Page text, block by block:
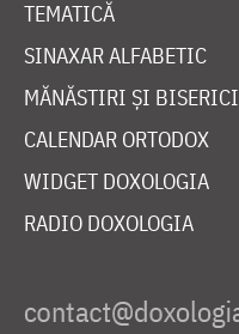
TEMATICĂ
SINAXAR ALFABETIC
MĂNĂSTIRI ȘI BISERICI
CALENDAR ORTODOX
WIDGET DOXOLOGIA
RADIO DOXOLOGIA